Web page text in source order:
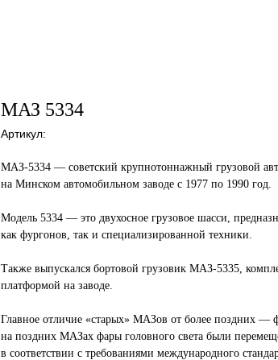
МАЗ 5334
Артикул:
МАЗ-5334 — советский крупнотоннажный грузовой
на Минском автомобильном заводе с 1977 по 1990 год.
Модель 5334 — это двухосное грузовое шасси,
как фургонов, так и специализированной техники.
Также выпускался бортовой грузовик МАЗ-5335,
платформой на заводе.
Главное отличие «старых» МАЗов от более поздних —
на поздних МАЗах фары головного света были
в соответствии с требованиями международного